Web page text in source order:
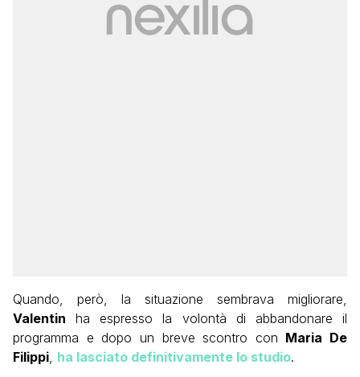
Quando, però, la situazione sembrava migliorare,
Valentin ha espresso la volontà di abbandonare il
programma e dopo un breve scontro con Maria De
Filippi, ha lasciato definitivamente lo studio.